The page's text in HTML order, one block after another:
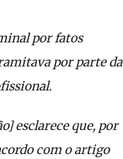
por fatos
por parte da
esclarece que, por
com o artigo